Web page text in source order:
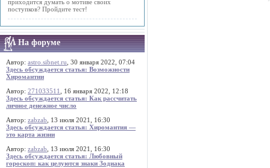
приходится думать о мотиве своих
поступков? Пройдите тест!
На форуме
Автор: astro.sibnet.ru , 30 января 2022, 07:04
Здесь обсуждается статья: Возможности
Хиромантии
Автор: 271033511
, 16 января 2022, 12:18
Здесь обсуждается статья: Как рассчитать
личное денежное число
Автор: zabzab , 13 июля 2021, 16:30
Здесь обсуждается статья: Хиромантия —
это карта жизни
Автор: zabzab , 13 июля 2021, 16:30
Здесь обсуждается статья: Любовный
гороскоп: как целуются знаки Зодиака